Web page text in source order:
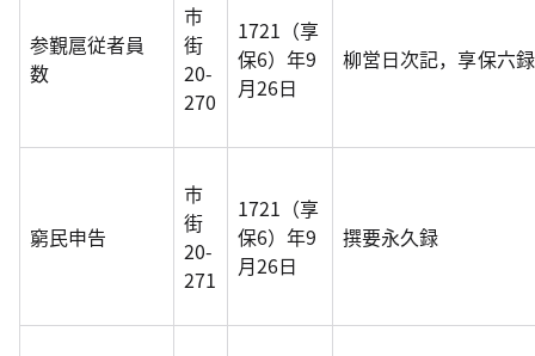
参覲扈従者員
数
市
街
20-
270
1721（享
保6）年9
月26日
柳営日次記，享保六録
窮民申告
市
街
20-
271
1721（享
保6）年9
月26日
撰要永久録